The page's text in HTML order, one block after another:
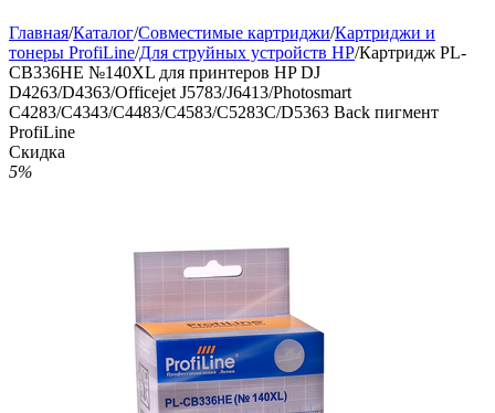
Главная/Каталог/Совместимые картриджи/Картриджи и
тонеры ProfiLine/Для струйных устройств HP/Картридж PL-
CB336HE №140XL для принтеров HP DJ
D4263/D4363/Officejet J5783/J6413/Photosmart
C4283/C4343/C4483/C4583/C5283C/D5363 Back пигмент
ProfiLine
Скидка
5%